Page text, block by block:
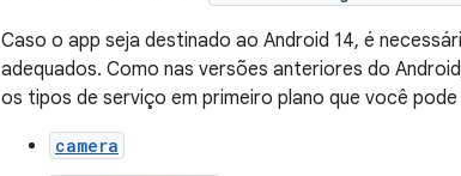
Caso o app seja destinado ao Android 14, é
adequados. Como nas versões anteriores do
os tipos de serviço em primeiro plano que você
camera